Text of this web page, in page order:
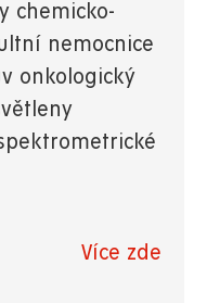
chemicko-
nemocnice
onkologický
Více zde